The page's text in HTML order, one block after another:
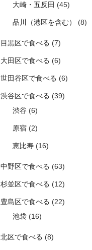
大崎・五反田 (45)
品川（港区を含む） (8)
目黒区で食べる (7)
大田区で食べる (6)
世田谷区で食べる (6)
渋谷区で食べる (39)
渋谷 (6)
原宿 (2)
恵比寿 (16)
中野区で食べる (63)
杉並区で食べる (12)
豊島区で食べる (22)
池袋 (16)
北区で食べる (8)